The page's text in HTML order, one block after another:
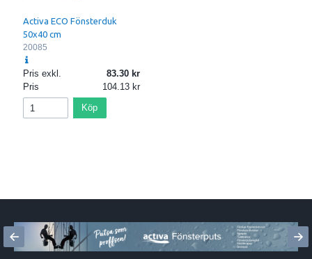
Activa ECO Fönsterduk
50x40 cm
20085
Pris exkl.
83.30
Pris
104.13
Köp